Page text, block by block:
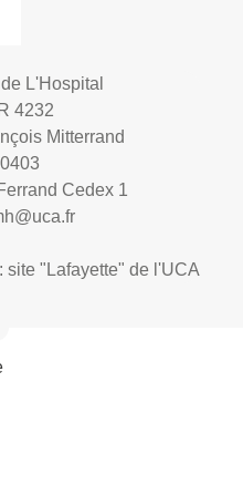
L'Hospital
4232
Mitterrand
Cedex 1
site "Lafayette" de l'UCA